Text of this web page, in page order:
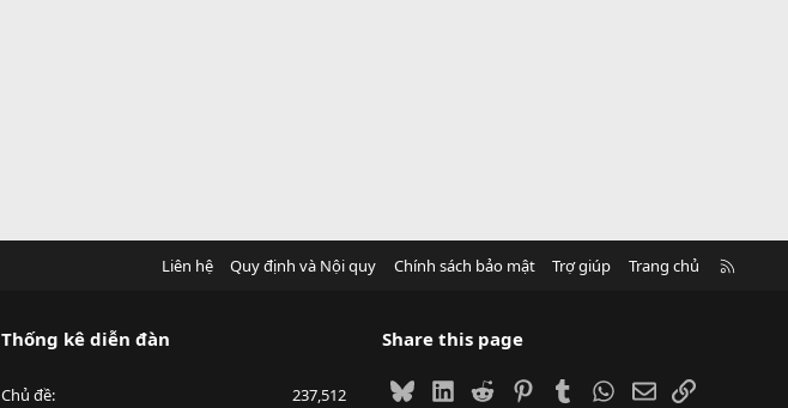
Liên hệ Quy định và Nội quy Chính sách bảo mật Trợ giúp Trang chủ
Thống kê diễn đàn
Chủ đề 237,512
Share this page
BlueskyLinkedIn
Reddit PinterestTumblrWhatsApp
EmailLink